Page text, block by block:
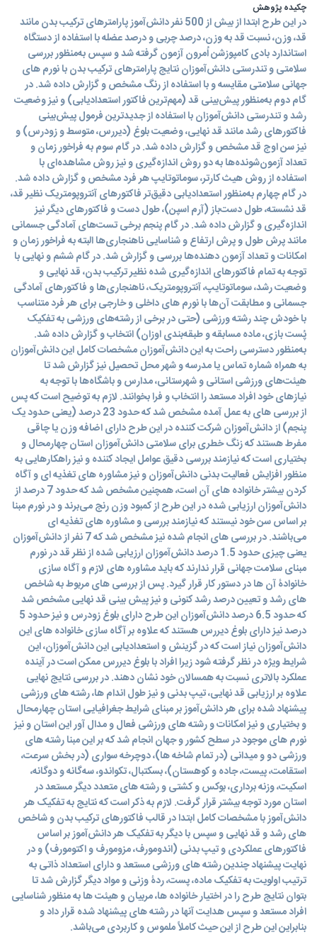
چکیده پژوهش
در این طرح ابتدا از بیش از 500 نفر دانش‌آموز پارامترهای ترکیب بدن مانند
قد، وزن، نسبت قد به وزن، درصد چربی و درصد عضله با استفاده از دستگاه
استاندارد بادی کامپوزشن اُمرون آزمون گرفته شد و سپس به‌منظور بررسی
سلامتی و تندرستی دانش‌آموزان نتایج پارامترهای ترکیب بدن با نورم های
جهانی سلامتی مقایسه و با استفاده از رنگ مشخص و گزارش داده شد. در
گام دوم به‌منظور پیش‌بینی قد (مهم‌ترین فاکتور استعدادیابی) و نیز وضعیت
رشد و تندرستی دانش‌آموزان با استفاده از جدیدترین فرمول پیش‌بینی
فاکتورهای رشد مانند قد نهایی، وضعیت بلوغ (دیررس، متوسط و زودرس) و
نیز سن اوج قد مشخص و گزارش داده شد. در گام سوم به فراخور زمان و
تعداد آزمون‌شونده‌ها به دو روش اندازه‌گیری و نیز روش مشاهده‌ای با
استفاده از روش هیث کارتر، سوماتوتایپ هر فرد مشخص و گزارش داده شد.
در گام چهارم به‌منظور استعدادیابی دقیق‌تر فاکتورهای آنتروپومتریک نظیر قد،
قد نشسته، طول دست‌باز (آرم اسپن)، طول دست و فاکتورهای دیگر نیز
اندازه‌گیری و گزارش داده شد. در گام پنجم برخی تست‌های آمادگی جسمانی
مانند پرش طول و پرش ارتفاع و شناسایی ناهنجاری‌ها البته به فراخور زمان و
امکانات و تعداد آزمون دهنده‌ها بررسی و گزارش شد. در گام ششم و نهایی با
توجه به تمام فاکتورهای اندازه‌گیری شده نظیر ترکیب بدن، قد نهایی و
وضعیت رشد، سوماتوتایپ، آنتروپومتریک، ناهنجاری‌ها و فاکتورهای آمادگی
جسمانی و مطابقت آن‌ها با نورم های داخلی و خارجی برای هر فرد متناسب
با خودش چند رشته ورزشی (حتی در برخی از رشته‌های ورزشی به تفکیک
پُست بازی، ماده مسابقه و طبقه‌بندی اوزان) انتخاب و گزارش داده شد.
به‌منظور دسترسی راحت به این دانش‌آموزان مشخصات کامل این دانش‌آموزان
به همراه شماره تماس یا مدرسه و شهر محل تحصیل نیز گزارش شد تا
هیئت‌های ورزشی استانی و شهرستانی، مدارس و باشگاه‌ها با توجه به
نیازهای خود افراد مستعد را انتخاب و فرا بخوانند. لازم به توضیح است که پس
از بررسی های به عمل آمده مشخص شد که حدود 23 درصد (یعنی حدود یک
پنجم) از دانش‌آموزان شرکت کننده در این طرح دارای اضافه وزن یا چاقی
مفرط هستند که زنگ خطری برای سلامتی دانش‌آموزان استان چهارمحال و
بختیاری است که نیازمند بررسی دقیق عوامل ایجاد کننده و نیز راهکارهایی به
منظور افزایش فعالیت بدنی دانش‌آموزان و نیز مشاوره های تغذیه ای و آگاه
کردن بیشتر خانواده های آن است، همچنین مشخص شد که حدود 7 درصد از
دانش‌آموزان ارزیابی شده در این طرح از کمبود وزن رنج می‌برند و در نورم مبنا
بر اساس سن خود نیستند که نیازمند بررسی و مشاوره های تغذیه ای
می‌باشند. در بررسی های انجام شده نیز مشخص شد که 7 نفر از دانش‌آموزان
یعنی چیزی حدود 1.5 درصد دانش‌آموزان ارزیابی شده از نظر قد در نورم
مبنای سلامت جهانی قرار ندارند که باید مشاوره های لازم و آگاه سازی
خانوادۀ آن ها در دستور کار قرار گیرد. پس از بررسی های مربوط به شاخص
های رشد و تعیین درصد رشد کنونی و نیز پیش بینی قد نهایی مشخص شد
که حدود 6.5 درصد دانش‌آموزان این طرح دارای بلوغ زودرس و نیز حدود 5
درصد نیز دارای بلوغ دیررس هستند که علاوه بر آگاه سازی خانواده های این
دانش‌آموزان نیاز است که در گزینش و استعدادیابی این دانش‌آموزان، این
شرایط ویژه در نظر گرفته شود زیرا افراد با بلوغ دیررس ممکن است در آینده
عملکرد بالاتری نسبت به همسالان خود نشان دهند. در بررسی نتایج نهایی
علاوه بر ارزیابی قد نهایی، تیپ بدنی و نیز طول اندام ها، رشته های ورزشی
پیشنهاد شده برای هر دانش‌آموز بر مبنای شرایط جغرافیایی استان چهارمحال
و بختیاری و نیز امکانات و رشته های ورزشی فعال و مدال آور این استان و نیز
نورم های موجود در سطح کشور و جهان انجام شد که بر این مبنا رشته های
ورزشی دو و میدانی (در تمام شاخه ها)، دوچرخه سواری (در بخش سرعت،
استقامت، پیست، جاده و کوهستان)، بسکتبال، تکواندو، سه‌گانه و دوگانه،
اسکیت، وزنه برداری، بوکس و کشتی و رشته های متعدد دیگر مستعد در
استان مورد توجه بیشتر قرار گرفت. لازم به ذکر است که نتایج به تفکیک هر
دانش‌آموز با مشخصات کامل ابتدا در قالب فاکتورهای ترکیب بدن و شاخص
های رشد و قد نهایی و سپس با دیگر به تفکیک هر دانش‌آموز بر اساس
فاکتورهای عملکردی و تیپ بدنی (اندومورف، مزومورف و اکتومورف) و در
نهایت پیشنهاد چندین رشته های ورزشی مستعد و دارای استعداد ذاتی به
ترتیب اولویت به تفکیک ماده، پست، ردۀ وزنی و مواد دیگر گزارش شد تا
بتوان نتایج طرح را در اختیار خانواده ها، مربیان و هیئت ها به منظور شناسایی
افراد مستعد و سپس هدایت آنها در رشته های پیشنهاد شده قرار داد و
بنابراین این طرح از این حیث کاملاً ملموس و کاربردی می‌باشد.